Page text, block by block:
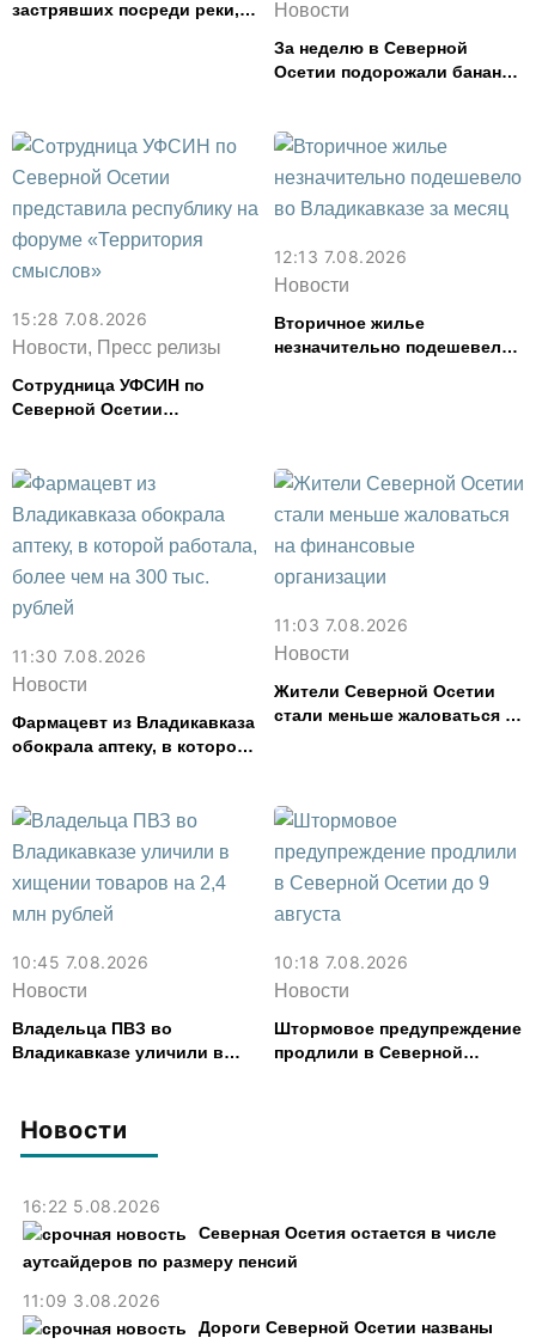
Новости
16:22 5.08.2026
Северная Осетия остается в числе
аутсайдеров по размеру пенсий
11:09 3.08.2026
Дороги Северной Осетии названы
застрявших посреди реки,
Новости
За неделю в Северной
Осетии подорожали бананы
картофель
15:28 7.08.2026
Новости, Пресс релизы
Сотрудница УФСИН по
Северной Осетии
смыслов»
12:13 7.08.2026
Новости
Вторичное жилье
незначительно подешевело
11:30 7.08.2026
Новости
Фармацевт из Владикавказа
обокрала аптеку, в которой
11:03 7.08.2026
Новости
Жители Северной Осетии
стали меньше жаловаться на
10:45 7.08.2026
Новости
Владельца ПВЗ во
Владикавказе уличили в
10:18 7.08.2026
Новости
Штормовое предупреждение
продлили в Северной